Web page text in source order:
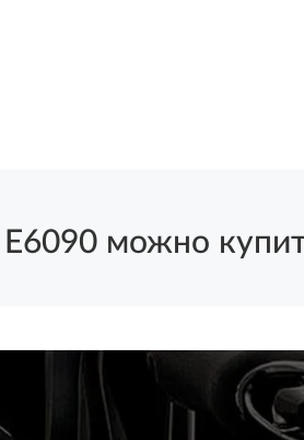
можно купить